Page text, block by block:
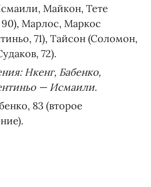
Майкон, Тете
Марлос, Маркос
71), Тайсон (Соломон,
72).
Нкенг, Бабенко,
— Исмаили.
83 (второе